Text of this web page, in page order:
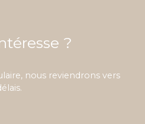
?
nous reviendrons vers